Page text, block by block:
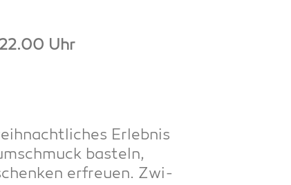
Uhr
Erleb­nis
bas­teln,
erfreu­en. Zwi­